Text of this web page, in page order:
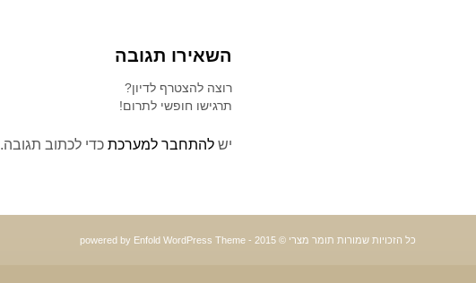
השאירו תגובה
רוצה להצטרף לדיון?
תרגישו חופשי לתרום!
יש להתחבר למערכת כדי לכתוב תגובה.
כל הזכויות שמורות תומר מצרי © 2015 - powered by Enfold WordPress Theme